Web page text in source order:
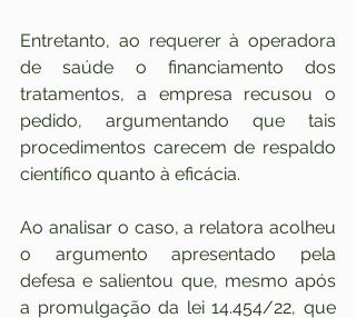
Entretanto, ao requerer à operadora
de saúde o financiamento dos
tratamentos, a empresa recusou o
pedido, argumentando que tais
procedimentos carecem de respaldo
científico quanto à eficácia.
Ao analisar o caso, a relatora acolheu
o argumento apresentado pela
defesa e salientou que, mesmo após
a promulgação da lei 14.454/22, que